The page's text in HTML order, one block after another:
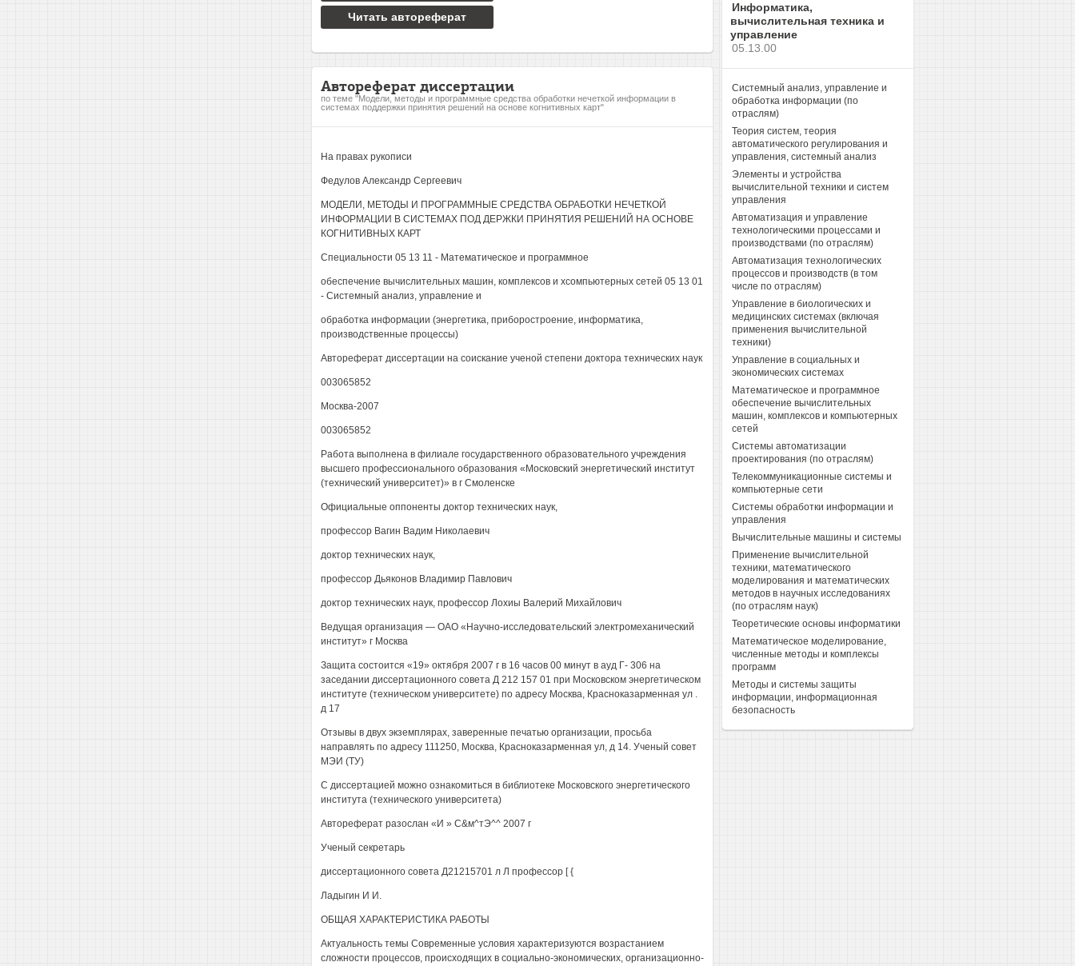
Читать автореферат
Автореферат диссертации
по теме "Модели, методы и программные средства обработки нечеткой информации в
системах поддержки принятия решений на основе когнитивных карт"
На правах рукописи
Федулов Александр Сергеевич
МОДЕЛИ, МЕТОДЫ И ПРОГРАММНЫЕ СРЕДСТВА ОБРАБОТКИ НЕЧЕТКОЙ
ИНФОРМАЦИИ В СИСТЕМАХ ПОД ДЕРЖКИ ПРИНЯТИЯ РЕШЕНИЙ НА ОСНОВЕ
КОГНИТИВНЫХ КАРТ
Специальности 05 13 11 - Математическое и программное
обеспечение вычислительных машин, комплексов и хсомпьютерных сетей 05 13 01
- Системный анализ, управление и
обработка информации (энергетика, приборостроение, информатика,
производственные процессы)
Автореферат диссертации на соискание ученой степени доктора технических наук
003065852
Москва-2007
003065852
Работа выполнена в филиале государственного образовательного учреждения
высшего профессионального образования «Московский энергетический институт
(технический университет)» в г Смоленске
Официальные оппоненты доктор технических наук,
профессор Вагин Вадим Николаевич
доктор технических наук,
профессор Дьяконов Владимир Павлович
доктор технических наук, профессор Лохиы Валерий Михайлович
Ведущая организация — ОАО «Научно-исследовательский электромеханический
институт» г Москва
Защита состоится «19» октября 2007 г в 16 часов 00 минут в ауд Г- 306 на
заседании диссертационного совета Д 212 157 01 при Московском энергетическом
институте (техническом университете) по адресу Москва, Красноказарменная ул .
д 17
Отзывы в двух экземплярах, заверенные печатью организации, просьба
направлять по адресу 111250, Москва, Красноказарменная ул, д 14. Ученый совет
МЭИ (ТУ)
С диссертацией можно ознакомиться в библиотеке Московского энергетического
института (технического университета)
Автореферат разослан «И » С&м^тЭ^^ 2007 г
Ученый секретарь
диссертационного совета Д21215701 л Л профессор [ {
Ладыгин И И.
ОБЩАЯ ХАРАКТЕРИСТИКА РАБОТЫ
Актуальность темы Современные условия характеризуются возрастанием
сложности процессов, происходящих в социально-экономических, организационно-
Информатика,
вычислительная техника и
управление
05.13.00
Системный анализ, управление и
обработка информации (по
отраслям)
Теория систем, теория
автоматического регулирования и
управления, системный анализ
Элементы и устройства
вычислительной техники и систем
управления
Автоматизация и управление
технологическими процессами и
производствами (по отраслям)
Автоматизация технологических
процессов и производств (в том
числе по отраслям)
Управление в биологических и
медицинских системах (включая
применения вычислительной
техники)
Управление в социальных и
экономических системах
Математическое и программное
обеспечение вычислительных
машин, комплексов и компьютерных
сетей
Системы автоматизации
проектирования (по отраслям)
Телекоммуникационные системы и
компьютерные сети
Системы обработки информации и
управления
Вычислительные машины и системы
Применение вычислительной
техники, математического
моделирования и математических
методов в научных исследованиях
(по отраслям наук)
Теоретические основы информатики
Математическое моделирование,
численные методы и комплексы
программ
Методы и системы защиты
информации, информационная
безопасность